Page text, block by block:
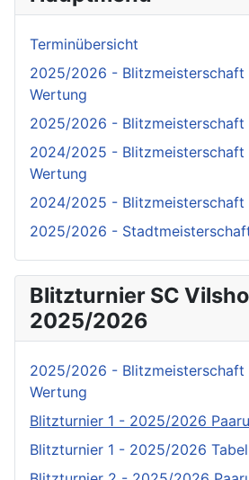
Terminübersicht
2025/2026 - Blitzmeisterschaft
Wertung
2025/2026 - Blitzmeisterschaft
2024/2025 - Blitzmeisterschaft
Wertung
2024/2025 - Blitzmeisterschaft
2025/2026 -
Blitzturnier SC
2025/2026
2025/2026 - Blitzmeisterschaft
Wertung
Blitzturnier 1 - 2025/2026
Blitzturnier 1 - 2025/2026